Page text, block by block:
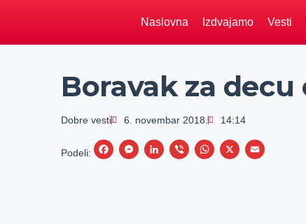
Naslovna Izdvajamo Vesti
Boravak za
Dobre vesti 6. novembar 2018. 14:14
Podeli:
F
M
L
V
W
X